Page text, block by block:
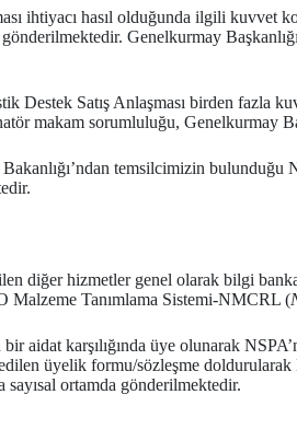
ihtiyacı hasıl olduğunda ilgili kuvvet
Genelkurmay
Destek Satış Anlaşması birden fazla
makam sorumluluğu, Genelkurmay
temsilcimizin
diğer hizmetler genel olarak bilgi
Malzeme Tanımlama Sistemi-NMCRL (
aidat karşılığında üye olunarak
üyelik formu/sözleşme
ortamda gönderilmektedir.